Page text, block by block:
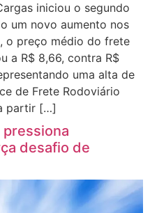
iniciou o segundo
um novo aumento nos
o preço médio do frete
a R$ 8,66, contra R$
uma alta de
de Frete Rodoviário
partir […]
desafio de